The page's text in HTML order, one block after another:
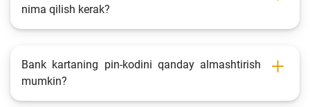
So‘rovlar
Fotogalereya
Loyiha haqida
nima qilish kerak?
Bank kartaning pin-kodini qanday almashtirish
mumkin?